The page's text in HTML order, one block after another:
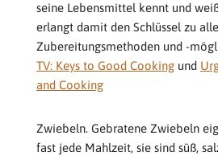
seine Lebensmittel kennt und
erlangt damit den Schlüssel zu
Zubereitungsmethoden und -
TV: Keys to Good Cooking und
and Cooking
Zwiebeln. Gebratene Zwiebeln
fast jede Mahlzeit, sie sind süß,